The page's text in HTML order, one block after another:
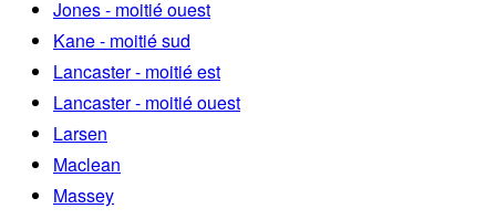
Jones - moitié ouest
Kane - moitié sud
Lancaster - moitié est
Lancaster - moitié ouest
Larsen
Maclean
Massey